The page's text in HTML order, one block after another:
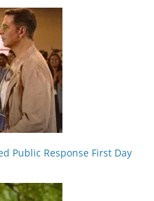
Public Response First Day